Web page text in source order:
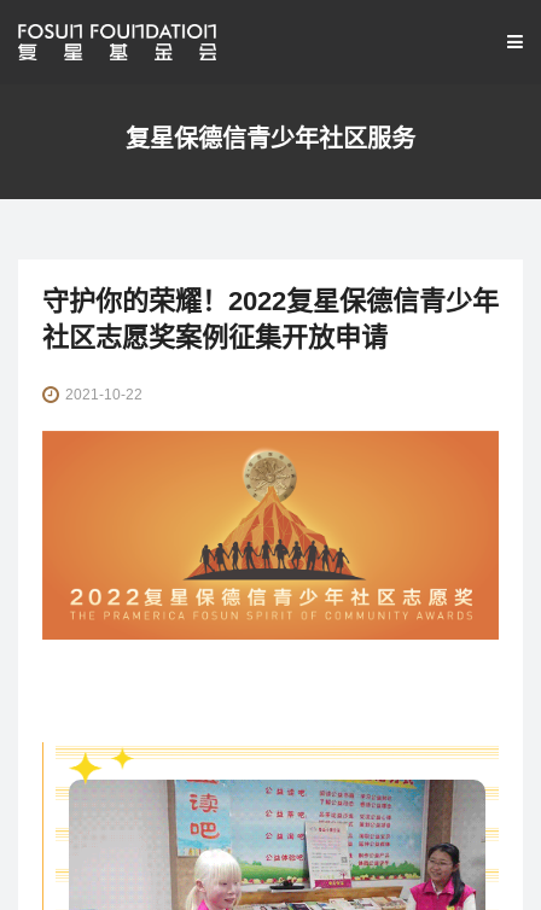
复星保德信青少年社区服务
守护你的荣耀！2022复星保德信青少年
社区志愿奖案例征集开放申请
2021-10-22